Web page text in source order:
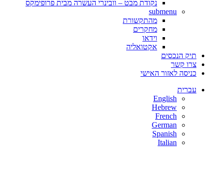
נקודת מבט – וובינרי העשרה מבית פרופימקס
submenu
מהתקשורת
מחקרים
וידאו
אקטואליה
תיק הנכסים
צרו קשר
כניסה לאזור האישי
עברית
English
Hebrew
French
German
Spanish
Italian